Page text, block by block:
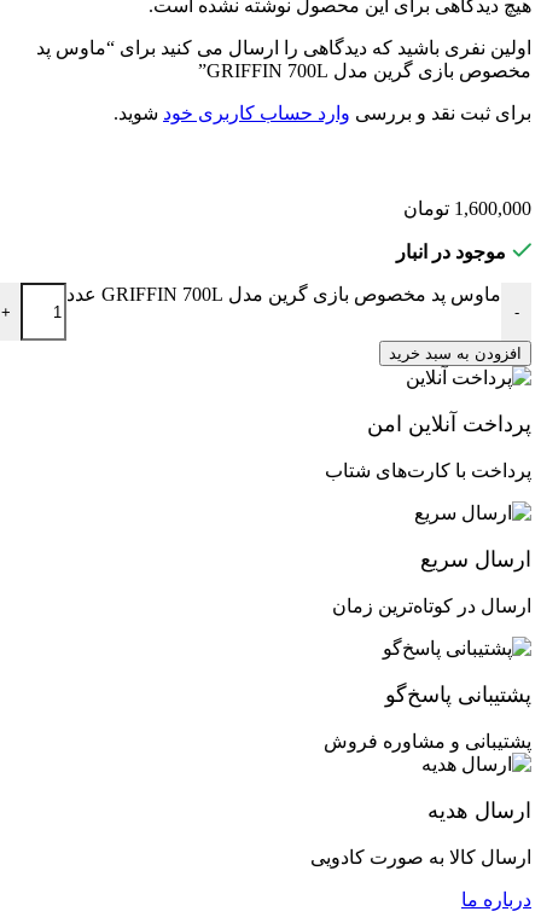
GRIFFIN 700L یکی از بهترین گزینه‌های اقتصادی بازار است.
هم‌اکنون می‌توانید این محصول باکیفیت را از فروشگاه
هیچ دیدگاهی برای این محصول نوشته نشده است.
اولین نفری باشید که دیدگاهی را ارسال می کنید برای “ماوس پد
مخصوص بازی گرین مدل GRIFFIN 700L”
برای ثبت نقد و بررسی وارد حساب کاربری خود شوید.
1,600,000 تومان
موجود در انبار
-
ماوس پد مخصوص بازی گرین مدل GRIFFIN 700L عدد
+
افزودن به سبد خرید
پرداخت آنلاین امن
پرداخت با کارت‌های شتاب
ارسال سریع
ارسال در کوتاه‌ترین زمان
پشتیبانی پاسخ‌گو
پشتیبانی و مشاوره فروش
ارسال هدیه
ارسال کالا به صورت کادویی
درباره ما